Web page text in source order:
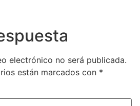
electrónico no será publicada.
están marcados con *